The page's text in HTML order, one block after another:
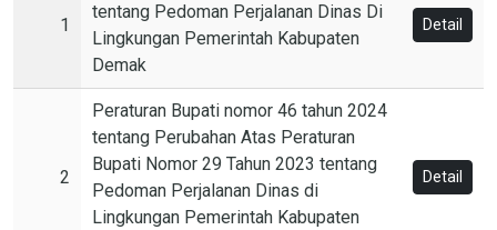
1
tentang Pedoman Perjalanan Dinas Di
Lingkungan Pemerintah Kabupaten
Demak
Detail
2
Peraturan Bupati nomor 46 tahun 2024
tentang Perubahan Atas Peraturan
Bupati Nomor 29 Tahun 2023 tentang
Pedoman Perjalanan Dinas di
Lingkungan Pemerintah Kabupaten
Detail